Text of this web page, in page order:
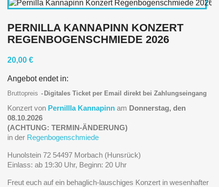
PERNILLA KANNAPINN KONZERT
REGENBOGENSCHMIEDE 2026
20,00 €
Angebot endet in:
Bruttopreis Digitales Ticket per Email direkt bei Zahlungseingang
Konzert von Pernillla Kannapinn am Donnerstag, den
08.10.2026
(ACHTUNG: TERMIN-ÄNDERUNG)
in der Regenbogenschmiede
Hunolstein 72 54497 Morbach (Hunsrück)
Einlass: ab 19:30 Uhr, Beginn: 20 Uhr
Freut euch auf ein behaglich-lauschiges Konzert in wesenhafter